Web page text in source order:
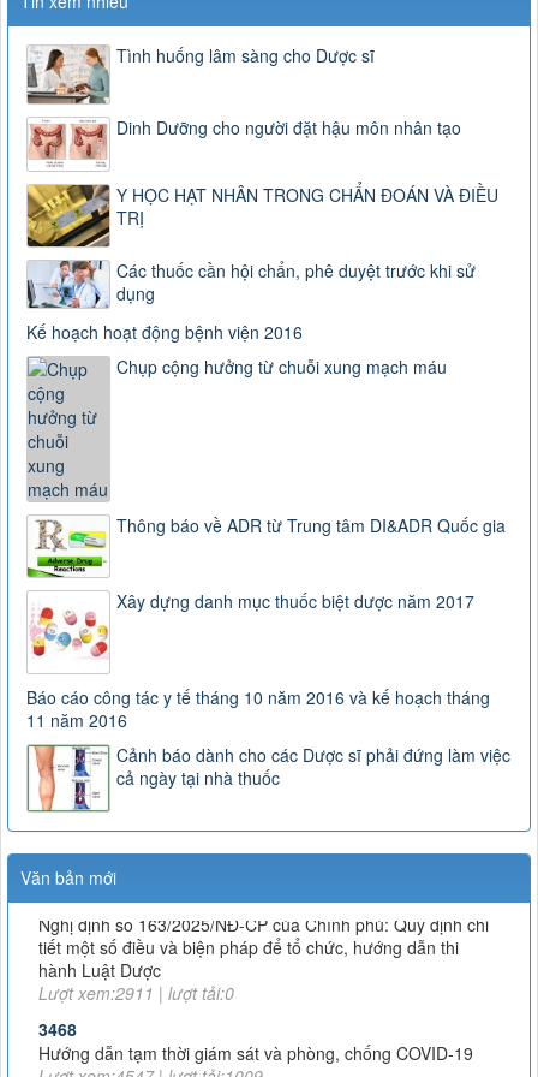
Tình huống lâm sàng cho Dược sĩ
Dinh Dưỡng cho người đặt hậu môn nhân tạo
Y HỌC HẠT NHÂN TRONG CHẨN ĐOÁN VÀ ĐIỀU
TRỊ
Các thuốc cần hội chẩn, phê duyệt trước khi sử
dụng
Kế hoạch hoạt động bệnh viện 2016
Chụp cộng hưởng từ chuỗi xung mạch máu
Thông báo về ADR từ Trung tâm DI&ADR Quốc gia
Xây dựng danh mục thuốc biệt dược năm 2017
Báo cáo công tác y tế tháng 10 năm 2016 và kế hoạch tháng
11 năm 2016
Cảnh báo dành cho các Dược sĩ phải đứng làm việc
cả ngày tại nhà thuốc
Văn bản mới
163/2025/NĐ-CP
Nghị định số 163/2025/NĐ-CP của Chính phủ: Quy định chi
tiết một số điều và biện pháp để tổ chức, hướng dẫn thi
hành Luật Dược
Lượt xem:2911 | lượt tải:0
3468
Lượt xem:4547 | lượt tải:1009